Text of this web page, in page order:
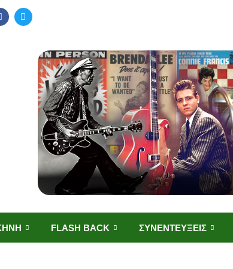
FLASH BACK ΣΥΝΕΝΤΕΥΞΕΙΣ